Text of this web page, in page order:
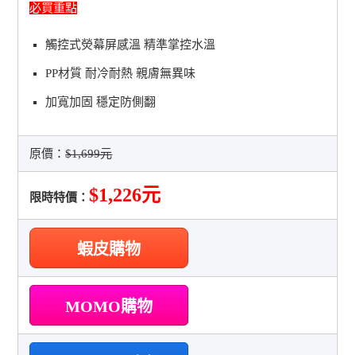
必買重點
觸控式熒幕屏感溫 精準掌控水溫
PP材質 耐冷耐熱 親膚無異味
加寬加固 穩定防側翻
原價：$1,699元
限時特價：$1,226元
蝦皮購物
MOMO購物